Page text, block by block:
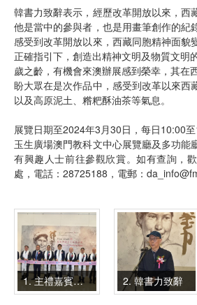
韓書力致辭表示，經歷改革開放以來，西
他是當中的參與者，也是用畫筆創作的紀
感受到改革開放以來，西藏同胞精神面貌
正確指引下，創造出精神文明及物質文明
歲之齡，有機會來澳辦展感到榮幸，其在
盼大眾在是次作品中，感受到改革以來西
以及高原泥土、糌粑酥油茶等氣息。
展覽日期至2024年3月30日，每日10:00
玉生廣場澳門教科文中心展覽廳及多功能
有興趣人士前往參觀欣賞。如有查詢，
處，電話：28725188，電郵：
1. 主禮嘉賓剪綵 2. 韓書力致辭